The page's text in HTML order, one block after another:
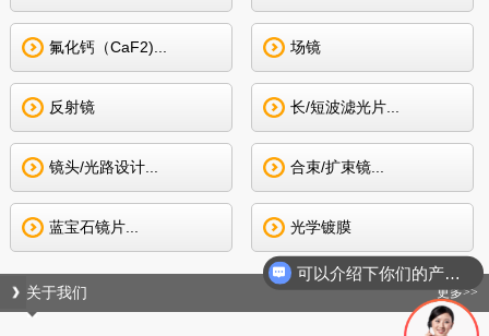
氟化钙（CaF2)... 场镜
反射镜 长/短波滤光片...
镜头/光路设计... 合束/扩束镜...
蓝宝石镜片... 光学镀膜
更多>>
关于我们
可以介绍下你们的产品么